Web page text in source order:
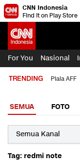
CNN Indonesia
Find it on Play Store
For You Nasional
TRENDING Piala AFF
SEMUA FOTO
Tag: redmi note